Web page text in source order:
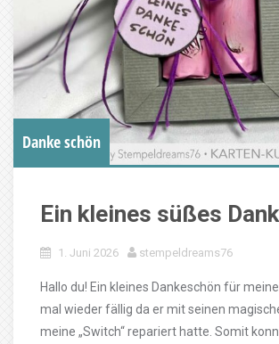
Danke schön
Ein kleines süßes
1. Juni 2026 stempeldreams76
Hallo du! Ein kleines Dankeschön für
mal wieder fällig da er mit seinen
meine „Switch“ repariert hatte. Somit